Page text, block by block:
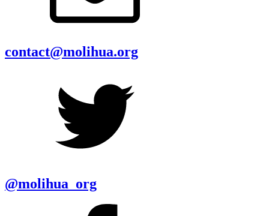
contact@molihua.org
@molihua_org